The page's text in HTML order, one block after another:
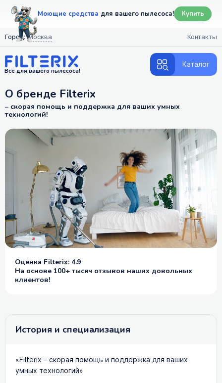
Моющие средства для вашего пылесоса! Купить
Город: Москва Контакты
Всё для вашего пылесоса!
Каталог
О бренде Filterix
– cкорая помощь и поддержка для ваших умных
технологий!
Оценка Filterix: 4.9
На основе 100+ тысяч отзывов наших довольных
клиентов!
История и специализация
«Filterix – cкорая помощь и поддержка для ваших
умных технологий»